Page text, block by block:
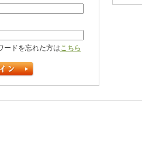
ードを忘れた方はこちら